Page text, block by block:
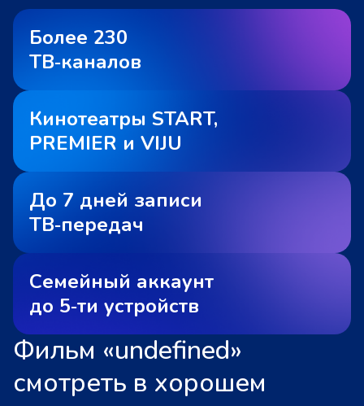
Более 230
ТВ‑каналов
Кинотеатры START,
PREMIER и VIJU
До 7 дней записи
ТВ‑передач
Семейный аккаунт
до 5‑ти устройств
Фильм «undefined»
смотреть в хорошем